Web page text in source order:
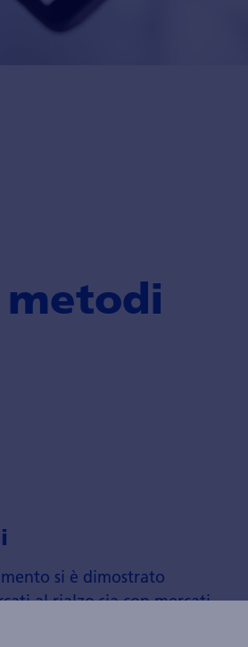
metodi
si è dimostrato
al rialzo sia con mercati